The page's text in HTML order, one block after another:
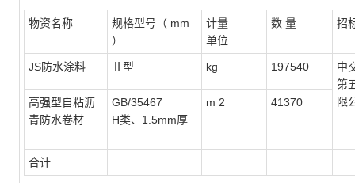
物资名称 规格型号（ mm
）
计量
单位
数 量 招
JS防水涂料 Ⅱ型 kg 197540
中
第
限
高强型自粘沥
青防水卷材
GB/35467
H类、1.5mm厚
m 2 41370
合计